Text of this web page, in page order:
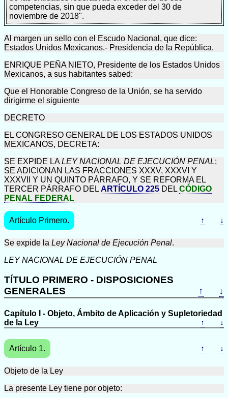
competencias, sin que pueda exceder del 30 de
noviembre de 2018".
Al margen un sello con el Escudo Nacional, que dice:
Estados Unidos Mexicanos.- Presidencia de la República.
ENRIQUE PEÑA NIETO, Presidente de los Estados Unidos
Mexicanos, a sus habitantes sabed:
Que el Honorable Congreso de la Unión, se ha servido
dirigirme el siguiente
DECRETO
EL CONGRESO GENERAL DE LOS ESTADOS UNIDOS
MEXICANOS, DECRETA:
SE EXPIDE LALEY NACIONAL DE EJECUCIÓN PENAL;
SE ADICIONAN LAS FRACCIONES XXXV, XXXVI Y
XXXVII Y UN QUINTO PÁRRAFO, Y SE REFORMA EL
TERCER PÁRRAFO DEL ARTÍCULO 225 DEL CÓDIGO
PENAL FEDERAL
Artículo Primero. ↑ ↓
Se expide la Ley Nacional de Ejecución Penal.
LEY NACIONAL DE EJECUCIÓN PENAL
TÍTULO PRIMERO - DISPOSICIONES
GENERALES
↑ ↓
Capítulo I - Objeto, Ámbito de Aplicación y Supletoriedad
de la Ley
↑ ↓
Artículo 1. ↑ ↓
Objeto de la Ley
La presente Ley tiene por objeto: